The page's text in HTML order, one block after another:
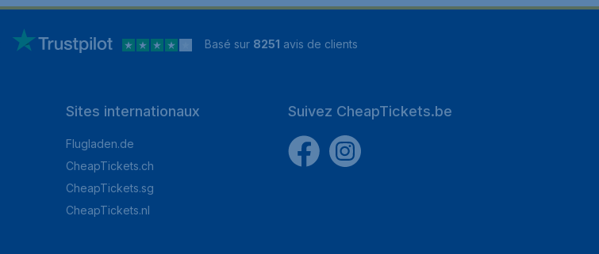
Basé sur 8251 avis de clients
Sites internationaux
Flugladen.de
CheapTickets.ch
CheapTickets.sg
CheapTickets.nl
Suivez CheapTickets.be